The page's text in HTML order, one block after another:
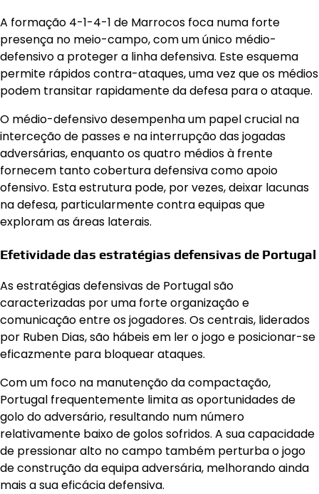
A formação 4-1-4-1 de Marrocos foca numa forte
presença no meio-campo, com um único médio-
defensivo a proteger a linha defensiva. Este esquema
permite rápidos contra-ataques, uma vez que os médios
podem transitar rapidamente da defesa para o ataque.
O médio-defensivo desempenha um papel crucial na
interceção de passes e na interrupção das jogadas
adversárias, enquanto os quatro médios à frente
fornecem tanto cobertura defensiva como apoio
ofensivo. Esta estrutura pode, por vezes, deixar lacunas
na defesa, particularmente contra equipas que
exploram as áreas laterais.
Efetividade das estratégias defensivas de Portugal
As estratégias defensivas de Portugal são
caracterizadas por uma forte organização e
comunicação entre os jogadores. Os centrais, liderados
por Ruben Dias, são hábeis em ler o jogo e posicionar-se
eficazmente para bloquear ataques.
Com um foco na manutenção da compactação,
Portugal frequentemente limita as oportunidades de
golo do adversário, resultando num número
relativamente baixo de golos sofridos. A sua capacidade
de pressionar alto no campo também perturba o jogo
de construção da equipa adversária, melhorando ainda
mais a sua eficácia defensiva.